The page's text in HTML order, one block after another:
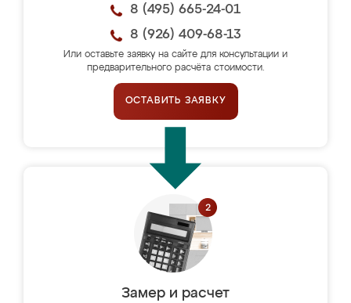
8 (495) 665-24-01
8 (926) 409-68-13
Или оставьте заявку на сайте для консультации и
предварительного расчёта стоимости.
ОСТАВИТЬ ЗАЯВКУ
Замер и расчет